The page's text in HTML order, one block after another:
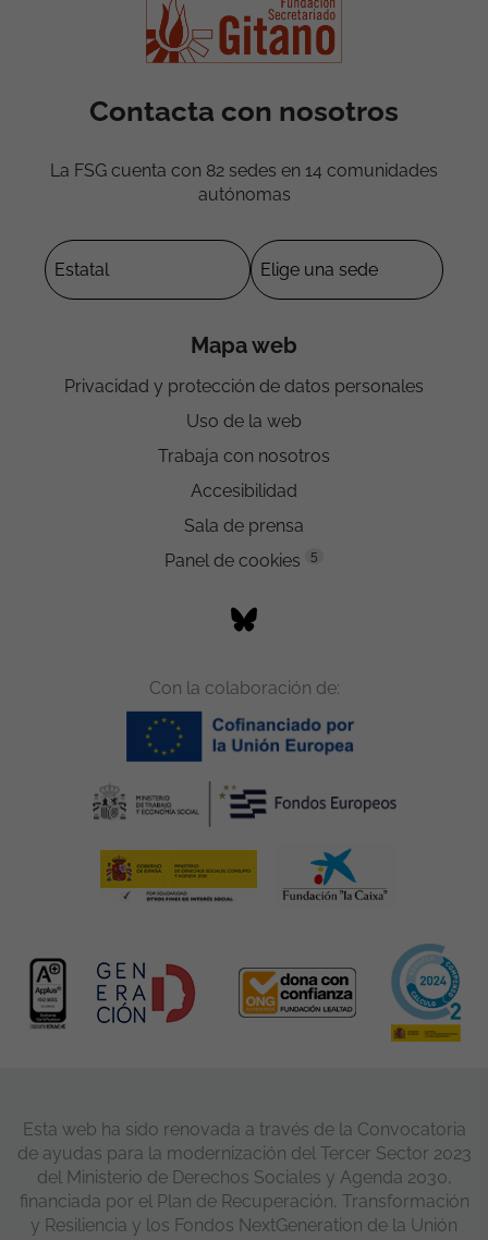
Contacta con nosotros
La FSG cuenta con 82 sedes en 14 comunidades
autónomas
Mapa web
Privacidad y protección de datos personales
Uso de la web
Trabaja con nosotros
Accesibilidad
Sala de prensa
Panel de cookies
5
Con la colaboración de:
Esta web ha sido renovada a través de la Convocatoria
de ayudas para la modernización del Tercer Sector 2023
del Ministerio de Derechos Sociales y Agenda 2030,
financiada por el Plan de Recuperación, Transformación
y Resiliencia y los Fondos NextGeneration de la Unión